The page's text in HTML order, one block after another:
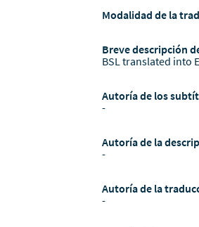
Modalidad de la
Breve descripción
BSL translated into
Autoría de los
-
Autoría de la
-
Autoría de la
-